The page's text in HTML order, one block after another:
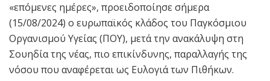
«επόμενες ημέρες», προειδοποίησε σήμερα
(15/08/2024) ο ευρωπαϊκός κλάδος του Παγκόσμιου
Οργανισμού Υγείας (ΠΟΥ), μετά την ανακάλυψη στη
Σουηδία της νέας, πιο επικίνδυνης, παραλλαγής της
νόσου που αναφέρεται ως Ευλογιά των Πιθήκων.